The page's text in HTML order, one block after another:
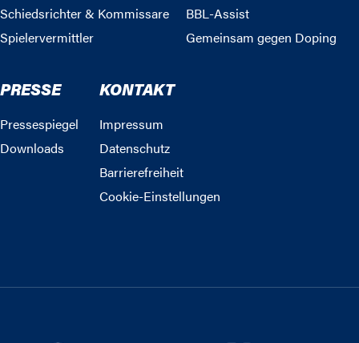
Schiedsrichter & Kommissare
Spielervermittler
BBL-Assist
Gemeinsam gegen Doping
PRESSE
Pressespiegel
Downloads
KONTAKT
Impressum
Datenschutz
Barrierefreiheit
Cookie-Einstellungen